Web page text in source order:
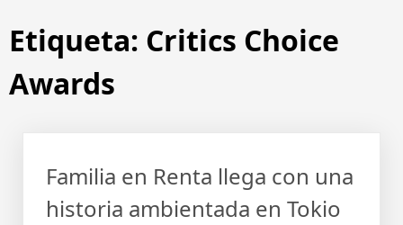
Etiqueta: Critics Choice
Awards
Familia en Renta llega con una
historia ambientada en Tokio